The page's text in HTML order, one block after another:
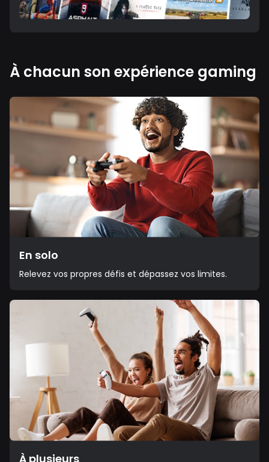
À chacun son expérience gaming
En solo
Relevez vos propres défis et dépassez vos limites.
À plusieurs